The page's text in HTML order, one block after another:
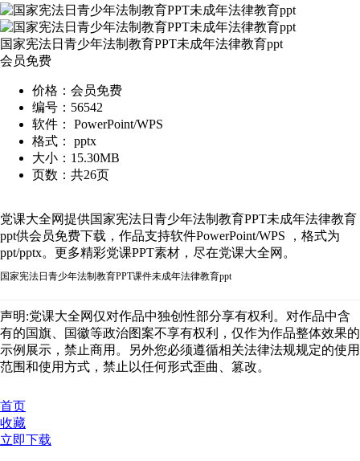
国家宪法日青少年法制教育PPT未成年法律教育ppt
会员免费
价格：会员免费
编号：56542
软件： PowerPoint/WPS
格式： pptx
大小：15.30MB
页数：共26页
党课大全网提供国家宪法日青少年法制教育PPT未成年法律教育
ppt供会员免费下载，作品支持软件PowerPoint/WPS ，格式为
ppt/pptx。更多精彩党课PPT素材，尽在党课大全网。
国家宪法日青少年法制教育PPT课件未成年法律教育ppt
声明:党课大全网仅对作品中独创性部分享有权利。对作品中含
有的国旗、国徽等政治图案不享有权利，仅作为作品整体效果的
示例展示，禁止商用。另外您必须遵循相关法律法规规定的使用
范围和使用方式，禁止以任何形式歪曲、篡改。
首页
收藏
立即下载